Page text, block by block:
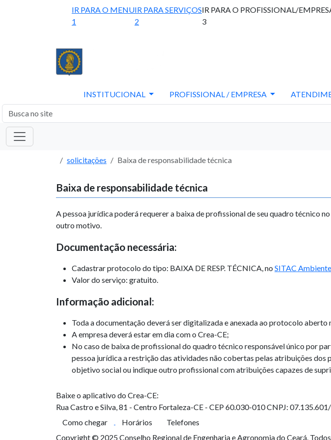
IR PARA O MENU
1
IR PARA SERVIÇOS
2
IR PARA O PROFISSIONAL/
3
INSTITUCIONAL PROFISSIONAL / EMPRESA
solicitações Baixa de responsabilidade técnica
Baixa de responsabilidade técnica
A pessoa jurídica poderá requerer a baixa de profissional de seu quadro técnico
outro motivo.
Documentação necessária:
Cadastrar protocolo do tipo: BAIXA DE RESP. TÉCNICA, no SITAC
Valor do serviço: gratuito.
Informação adicional:
Toda a documentação deverá ser digitalizada e anexada ao protocolo aberto
A empresa deverá estar em dia com o Crea-CE;
No caso de baixa de profissional do quadro técnico responsável único por
pessoa jurídica a restrição das atividades não cobertas pelas atribuições
objetivo social ou indique outro profissional com atribuições capazes de
Baixe o aplicativo do Crea-CE:
Rua Castro e Silva, 81 - Centro Fortaleza-CE - CEP 60.030-010CNPJ:
Como chegar
Horários
Telefones
Copyright © 2025 Conselho Regional de Engenharia e Agronomia do Ceará.